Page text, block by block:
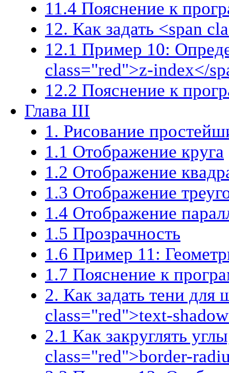
11.4 Пояснение к
12. Как задать <span
12.1 Пример 10:
class="red">z-index</
12.2 Пояснение к
Глава III
1. Рисование
1.1 Отображение круга
1.2 Отображение
1.3 Отображение
1.4 Отображение
1.5 Прозрачность
1.6 Пример 11:
1.7 Пояснение к
2. Как задать тени
class="red">text-
2.1 Как закруглять
class="red">border-